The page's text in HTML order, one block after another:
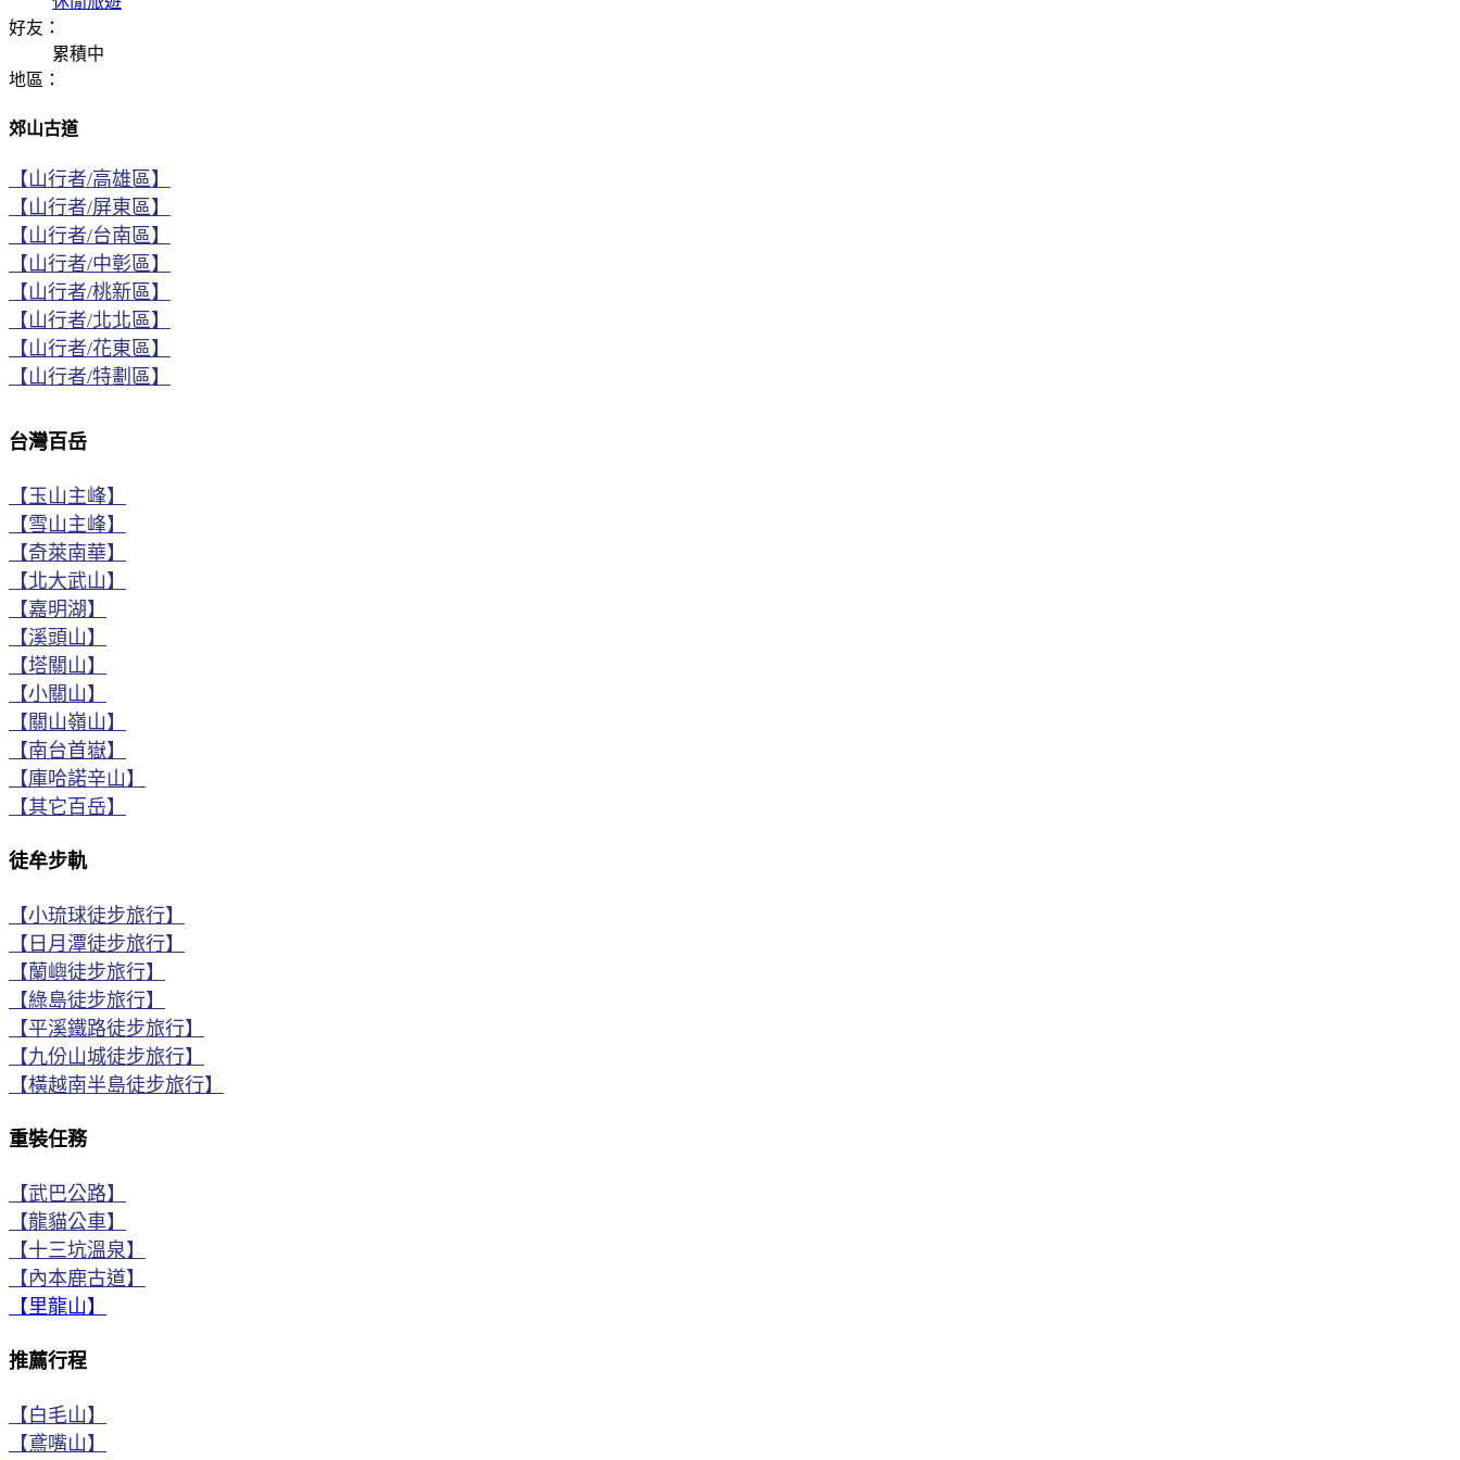
好友：
累積中
地區：
郊山古道
【山行者/高雄區】
【山行者/屏東區】
【山行者/台南區】
【山行者/中彰區】
【山行者/桃新區】
【山行者/北北區】
【山行者/花東區】
【山行者/特劃區】
台灣百岳
【玉山主峰】
【雪山主峰】
【奇萊南華】
【北大武山】
【嘉明湖】
【溪頭山】
【塔關山】
【小關山】
【關山嶺山】
【南台首嶽】
【庫哈諾辛山】
【其它百岳】
徒牟步軌
【小琉球徒步旅行】
【日月潭徒步旅行】
【蘭嶼徒步旅行】
【綠島徒步旅行】
【平溪鐵路徒步旅行】
【九份山城徒步旅行】
【橫越南半島徒步旅行】
重裝任務
【武巴公路】
【龍貓公車】
【十三坑溫泉】
【內本鹿古道】
【里龍山】
推薦行程
【白毛山】
【鳶嘴山】